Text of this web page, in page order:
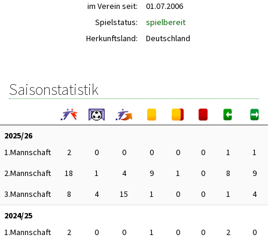
im Verein seit:
01.07.2006
Spielstatus:
spielbereit
Herkunftsland:
Deutschland
Saisonstatistik
2025/26
1.Mannschaft
2 0 0 0 0 0 1
1
2.Mannschaft
18 1 4 9 1 0 8
9
3.Mannschaft
8 4 15 1 0 0 1
4
2024/25
1.Mannschaft
2 0 0 1 0 0 2
0